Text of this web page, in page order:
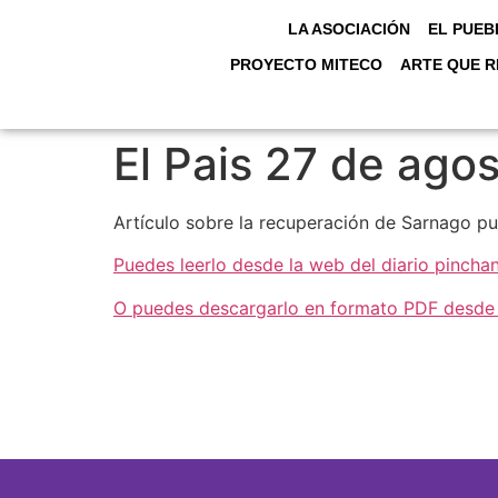
LA ASOCIACIÓN
EL
PROYECTO MITECO
ARTE QUE
El Pais 27 de
Artículo sobre la recuperación de Sarnago
Puedes leerlo desde la web del diario
O puedes descargarlo en formato PDF